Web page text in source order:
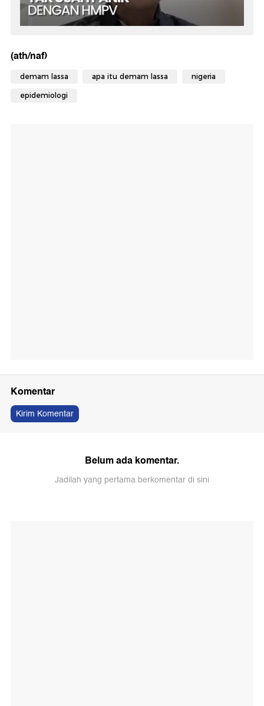
(ath/naf)
demam lassa apa itu demam lassa nigeria
epidemiologi
Komentar
Kirim Komentar
Belum ada komentar.
Jadilah yang pertama berkomentar di sini